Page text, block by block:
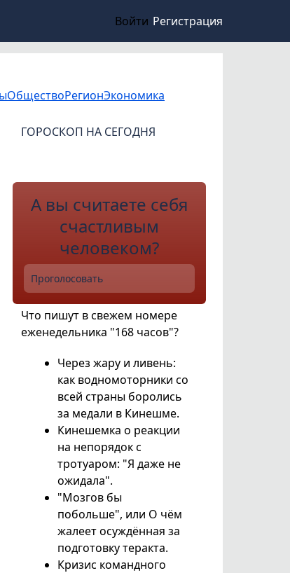
Войти Регистрация
ОбществоРегионЭкономика
ГОРОСКОП НА СЕГОДНЯ
А вы считаете себя
счастливым
человеком?
Проголосовать
Что пишут в свежем номере
еженедельника "168 часов"?
Через жару и ливень:
как водномоторники со
всей страны боролись
за медали в Кинешме.
Кинешемка о реакции
на непорядок с
тротуаром: "Я даже не
ожидала".
"Мозгов бы
побольше", или О чём
жалеет осуждённая за
подготовку теракта.
Кризис командного